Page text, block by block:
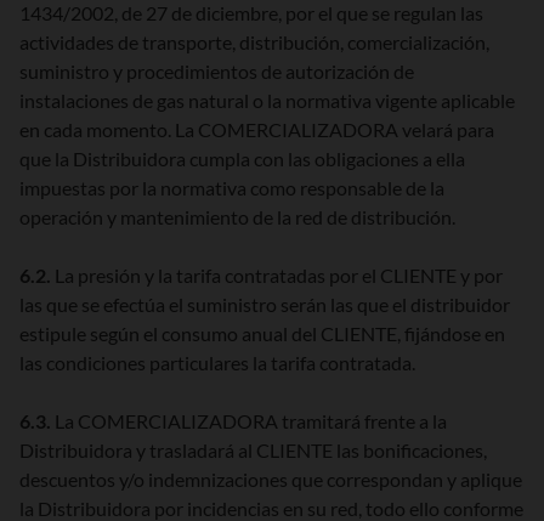
1434/2002, de 27 de diciembre, por el que se regulan las
actividades de transporte, distribución, comercialización,
suministro y procedimientos de autorización de
instalaciones de gas natural o la normativa vigente aplicable
en cada momento. La COMERCIALIZADORA velará para
que la Distribuidora cumpla con las obligaciones a ella
impuestas por la normativa como responsable de la
operación y mantenimiento de la red de distribución.
6.2. La presión y la tarifa contratadas por el CLIENTE y por
las que se efectúa el suministro serán las que el distribuidor
estipule según el consumo anual del CLIENTE, fijándose en
las condiciones particulares la tarifa contratada.
6.3. La COMERCIALIZADORA tramitará frente a la
Distribuidora y trasladará al CLIENTE las bonificaciones,
descuentos y/o indemnizaciones que correspondan y aplique
la Distribuidora por incidencias en su red, todo ello conforme